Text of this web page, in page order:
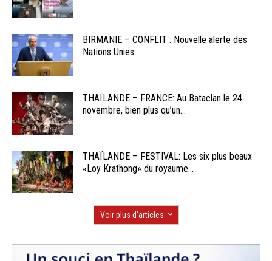
BIRMANIE – CONFLIT : Nouvelle alerte des
Nations Unies
THAÏLANDE – FRANCE: Au Bataclan le 24
novembre, bien plus qu’un...
THAÏLANDE – FESTIVAL: Les six plus beaux
«Loy Krathong» du royaume...
Voir plus d'articles